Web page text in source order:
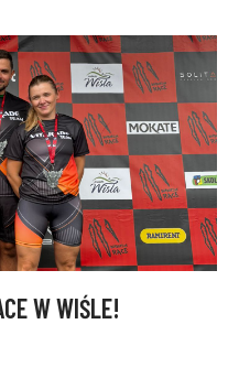
W WIŚLE!